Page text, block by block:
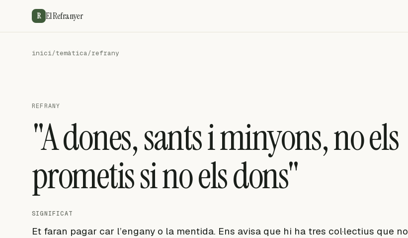
R El Refranyer
inici/temàtica/refrany
REFRANY
"A dones, sants i minyons, no els
prometis si no els dons"
SIGNIFICAT
Et faran pagar car l’engany o la mentida. Ens avisa que hi ha tres col·lectius que no